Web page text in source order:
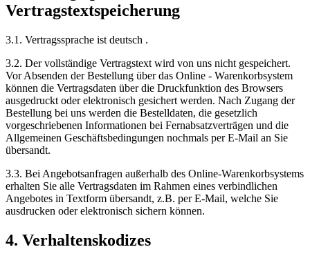
Vertragstextspeicherung
3.1. Vertragssprache ist deutsch .
3.2. Der vollständige Vertragstext wird von uns nicht gespeichert.
Vor Absenden der Bestellung über das Online - Warenkorbsystem
können die Vertragsdaten über die Druckfunktion des Browsers
ausgedruckt oder elektronisch gesichert werden. Nach Zugang der
Bestellung bei uns werden die Bestelldaten, die gesetzlich
vorgeschriebenen Informationen bei Fernabsatzverträgen und die
Allgemeinen Geschäftsbedingungen nochmals per E-Mail an Sie
übersandt.
3.3. Bei Angebotsanfragen außerhalb des Online-Warenkorbsystems
erhalten Sie alle Vertragsdaten im Rahmen eines verbindlichen
Angebotes in Textform übersandt, z.B. per E-Mail, welche Sie
ausdrucken oder elektronisch sichern können.
4. Verhaltenskodizes